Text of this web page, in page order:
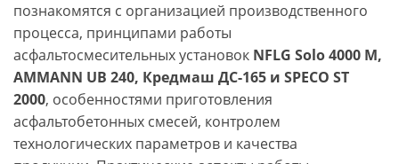
познакомятся с организацией производственного
процесса, принципами работы
асфальтосмесительных установок NFLG Solo 4000 M,
AMMANN UB 240, Кредмаш ДС-165 и SPECO ST
2000, особенностями приготовления
асфальтобетонных смесей, контролем
технологических параметров и качества